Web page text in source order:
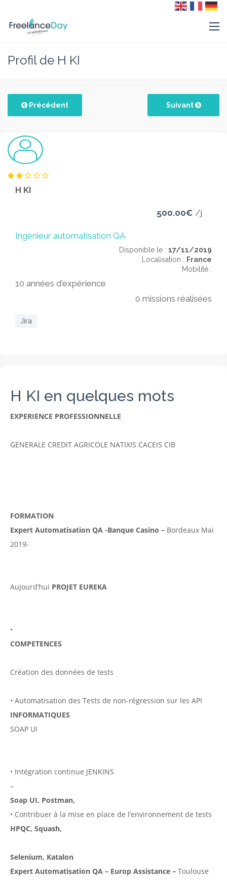
Profil de H KI
Précédent Suivant
H KI
500.00€ /j
Ingénieur automatisation QA
Disponible le : 17/11/2019
Localisation : France
Mobilité :
10 années d'expérience
0 missions réalisées
Jira
H KI en quelques mots
EXPERIENCE PROFESSIONNELLE
GENERALE CREDIT AGRICOLE NATIXIS CACEIS CIB
FORMATION
Expert Automatisation QA -Banque Casino – Bordeaux Mai
2019-
Aujourd’hui PROJET EUREKA
•
COMPETENCES
Création des données de tests
• Automatisation des Tests de non-régression sur les API
INFORMATIQUES
SOAP UI
• Intégration continue JENKINS
–
Soap UI, Postman,
• Contribuer à la mise en place de l’environnement de tests
HPQC, Squash,
Selenium, Katalon
Expert Automatisation QA – Europ Assistance – Toulouse